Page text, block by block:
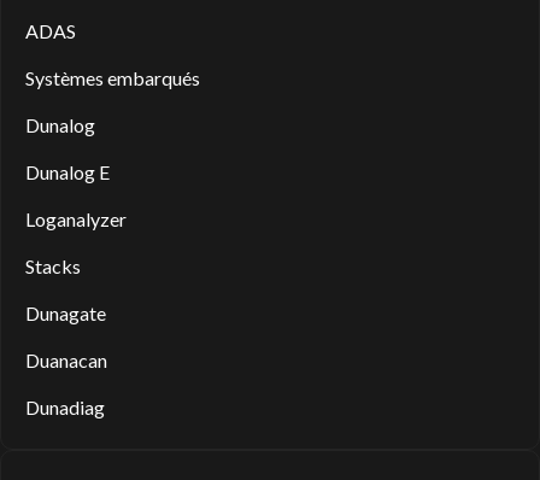
ADAS
Systèmes embarqués
Dunalog
Dunalog E
Loganalyzer
Stacks
Dunagate
Duanacan
Dunadiag